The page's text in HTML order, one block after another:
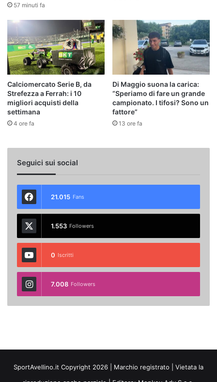
57 minuti fa
Calciomercato Serie B, da
Strefezza a Ferrah: i 10
migliori acquisti della
settimana
4 ore fa
Di Maggio suona la carica:
“Speriamo di fare un grande
campionato. I tifosi? Sono un
fattore”
13 ore fa
Seguici sui social
21.015 Fans
1.553 Followers
0 Iscritti
7.008 Followers
SportAvellino.it Copyright 2026 | Marchio registrato | Vietata la